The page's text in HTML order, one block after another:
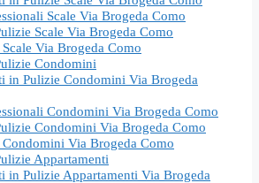
Scale Via Brogeda Como
Scale Via Brogeda Como
Via Brogeda Como
Condomini
in Pulizie Condomini Via Brogeda
Condomini Via Brogeda Como
Condomini Via Brogeda Como
Via Brogeda Como
Appartamenti
in Pulizie Appartamenti Via Brogeda